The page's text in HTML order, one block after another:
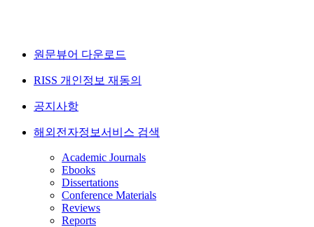
원문뷰어 다운로드
RISS 개인정보 재동의
공지사항
해외전자정보서비스 검색
Academic Journals
Ebooks
Dissertations
Conference Materials
Reviews
Reports